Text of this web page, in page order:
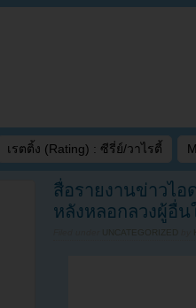
เรตติ้ง (Rating) : ซีรี่ย์/วาไรตี้
สื่อรายงานข่าวไ
หลังหลอกลวงผู้อื่
UNCATEGORIZED